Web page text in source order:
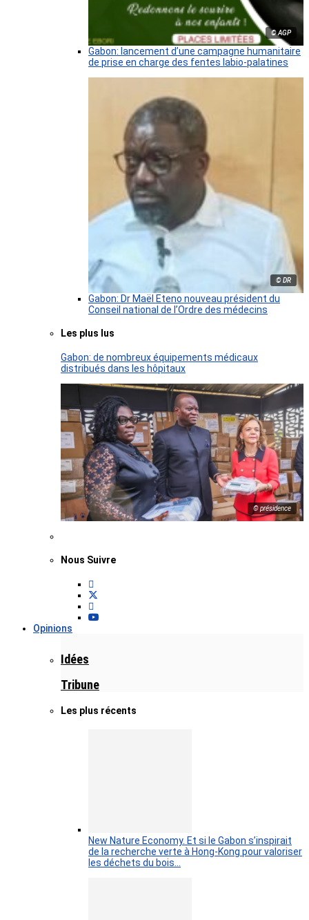
© AGP
Gabon: lancement d’une campagne humanitaire
de prise en charge des fentes labio-palatines
© DR
Gabon: Dr Maël Eteno nouveau président du
Conseil national de l’Ordre des médecins
Les plus lus
Gabon: de nombreux équipements médicaux
distribués dans les hôpitaux
© présidence
Nous Suivre
Opinions
Idées
Tribune
Les plus récents
New Nature Economy. Et si le Gabon s’inspirait
de la recherche verte à Hong-Kong pour valoriser
les déchets du bois…